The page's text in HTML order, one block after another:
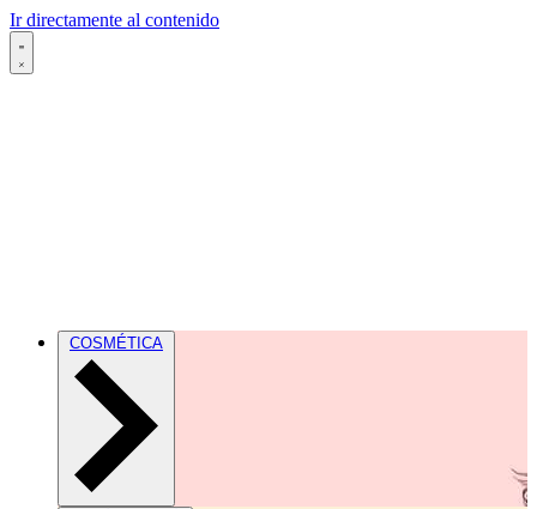
Ir directamente al contenido
COSMÉTICA